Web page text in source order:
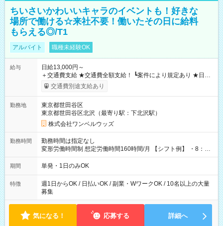
ちいさいかわいいキャラのイベントも！好きな
場所で働ける☆来社不要！働いたその日に給料
もらえる◎/T1
アルバイト 職種未経験OK
給与
日給13,000円～
＋交通費支給 ★交通費全額支給！ ┗案件により規定あり ★日払
いOK！（規定あり） ┗働いたその日に現金GET♪ お仕事後はコ
ンビニATMから 日払い分を引き落とせます！ 【試用期間】試
交通費別途支給あり
勤務地
東京都世田谷区
東京都世田谷区北沢（最寄り駅：下北沢駅）
株式会社ワンベルウッズ
勤務時間
勤務時間は指定なし
変形労働時間制 想定労働時間160時間/月 【シフト例】 ・8：00
～21：00
期間 単発・1日のみOK
特徴
週1日からOK / 日払いOK / 副業・WワークOK / 10名以上の大量
募集
気になる！ 応募する 詳細へ